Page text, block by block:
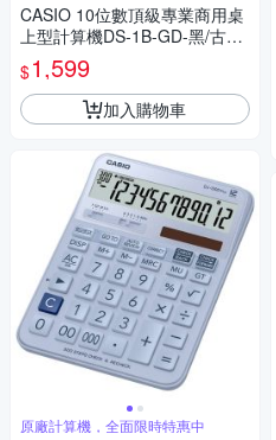
CASIO 10位數頂級專業商用桌
上型計算機DS-1B-GD-黑/古銅
金色
$1,599
加入購物車
原廠計算機，全面限時特惠中